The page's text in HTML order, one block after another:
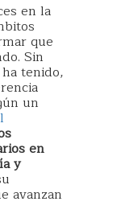
en la
que
Sin
tenido,
un
en
y
avanzan